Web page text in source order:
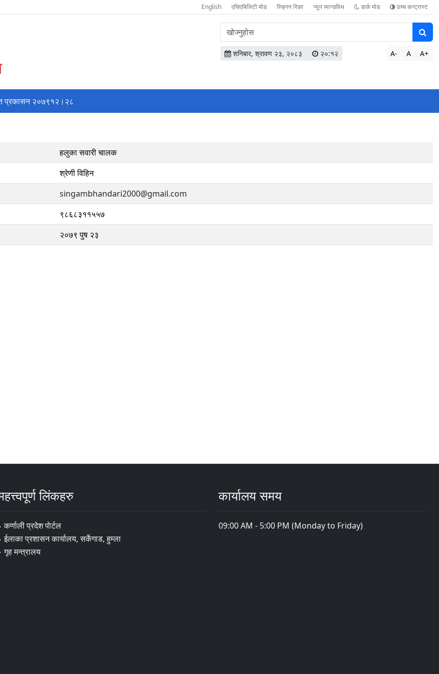
English एसिएबिलिटी मोड स्क्रिन रिडर न्यून व्यान्डविथ डार्क मोड उच्च कन्ट्रास्ट
वेबसाइटमा
सामग्री
खोज्नुहोस
शनिबार, श्रावण २३, २०८३ २०:१२ A- A A+
प्रकासन २०७९१२।२८
हलुका सवारी चालक
श्रेणी विहिन
singambhandari2000@gmail.com
९८६८३११५५७
२०७९ पुष २३
लिंकहरु
कर्णाली प्रदेश पाेर्टल
ईलाका प्रशासन कार्यालय, सर्केगाड, हुम्ला
गृह मन्त्रालय
कार्यालय समय
09:00 AM - 5:00 PM (Monday to Friday)